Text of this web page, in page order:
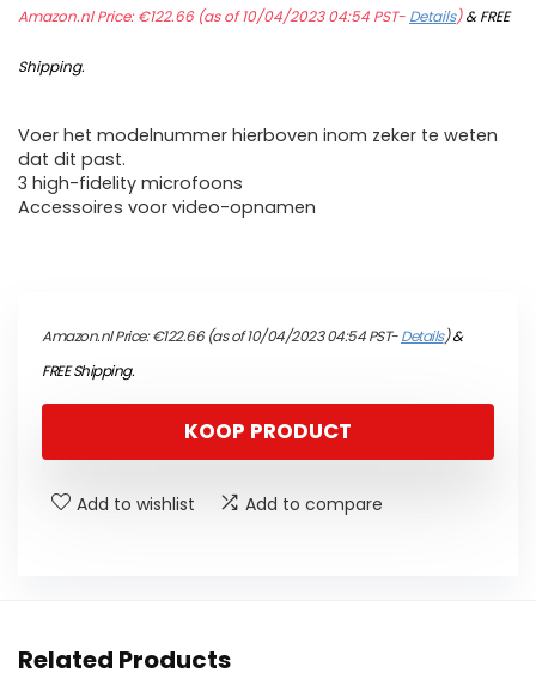
Amazon.nl Price:€122.66(as of 10/04/2023 04:54 PST- Details)&FREE
Shipping.
Voer het modelnummer hierboven inom zeker te weten
dat dit past.
3 high-fidelity microfoons
Accessoires voor video-opnamen
Amazon.nl Price:€122.66(as of 10/04/2023 04:54 PST-Details)&
FREE Shipping.
KOOP PRODUCT
Add to wishlist Add to compare
Related Products